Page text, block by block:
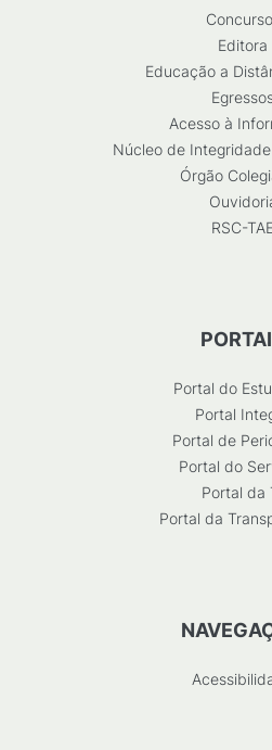
Editora
Educação a
Acesso à
Núcleo de
Órgão
RSC-
Portal do
Portal
Portal de
Portal do
Portal da
Portal da